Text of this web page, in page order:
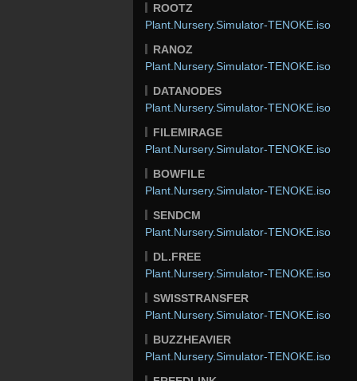
ROOTZ
Plant.Nursery.Simulator-TENOKE.iso
RANOZ
Plant.Nursery.Simulator-TENOKE.iso
DATANODES
Plant.Nursery.Simulator-TENOKE.iso
FILEMIRAGE
Plant.Nursery.Simulator-TENOKE.iso
BOWFILE
Plant.Nursery.Simulator-TENOKE.iso
SENDCM
Plant.Nursery.Simulator-TENOKE.iso
DL.FREE
Plant.Nursery.Simulator-TENOKE.iso
SWISSTRANSFER
Plant.Nursery.Simulator-TENOKE.iso
BUZZHEAVIER
Plant.Nursery.Simulator-TENOKE.iso